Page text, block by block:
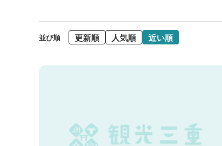
並び順 更新順 人気順 近い順